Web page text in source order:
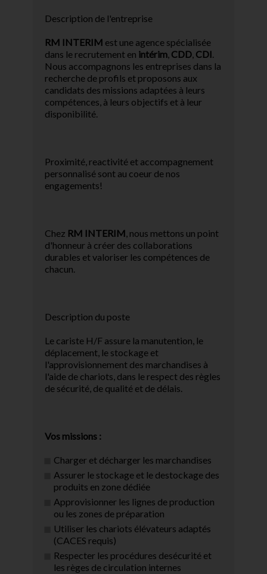
Description de l'entreprise
RM INTERIM est une agence spécialisée
dans le recrutement en intérim, CDD, CDI.
Nous accompagnons les entreprises dans la
recherche de profils et proposons aux
candidats des missions adaptées à leurs
compétences, à leurs objectifs et à leur
disponibilité.
Proximité, reactivité et accompagnement
personnalisé sont au coeur de nos
engagements!
Chez RM INTERIM, nous mettons un point
d'honneur à créer des collaborations
durables et valoriser les compétences de
chacun.
Description du poste
Le cariste H/F assure la manutention, le
déplacement, le stockage et
l'approvisionnement des marchandises à
l'aide de chariots, dans le respect des règles
de sécurité, de qualité et de délais.
Vos missions :
Charger et décharger les marchandises
Assurer le stockage et le destockage des
produits en zone dédiée
Approvisionner les lignes de production
ou les zones de préparation
Utiliser les chariots élévateurs adaptés
(CACES requis)
Respecter les procédures desécurité et
les règes de circulation internes